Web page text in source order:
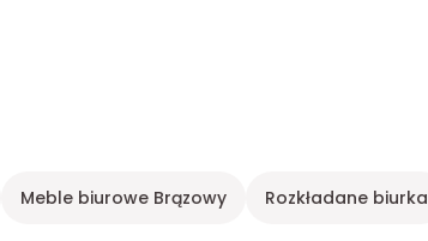
Meble biurowe Brązowy Rozkładane biurka